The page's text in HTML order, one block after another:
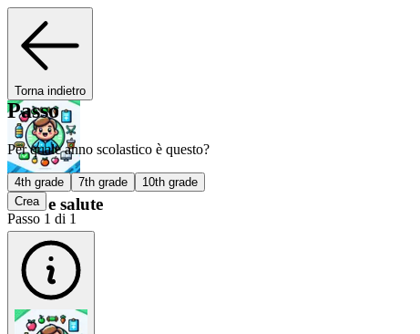
Torna indietro
Cibo e salute
Passo
Per quale anno scolastico è questo?
4th grade 7th grade
10th grade
Crea
Passo 1 di 1